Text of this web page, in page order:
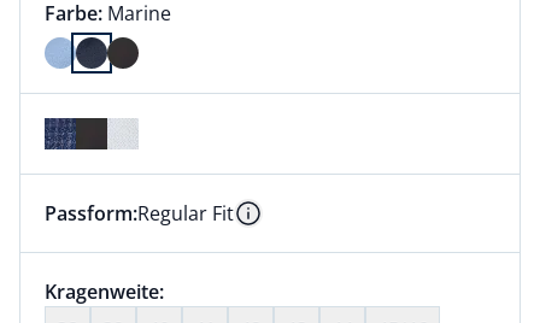
Farbauswahl:
Farbe: aktuell ausgewählt:
Marine
Farbe Marine ausgewählt
Dieser Artikel hat die Passform Regular Fit. für
Passform:Regular Fit Information
Größenauswahl:
Kragenweite:nichts ausgewählt